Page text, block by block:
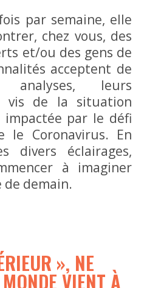
par semaine, elle
chez vous, des
et/ou des gens de
acceptent de
analyses, leurs
vis de la situation
par le défi
Coronavirus. En
divers éclairages,
à imaginer
de demain.
», NE
VIENT À